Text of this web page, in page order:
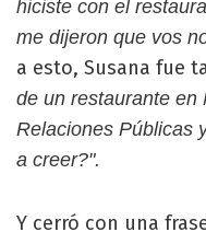
hiciste con el
me dijeron que vos
a esto, Susana fue
de un restaurante en
Relaciones Públicas
a creer?".
Y cerró con una